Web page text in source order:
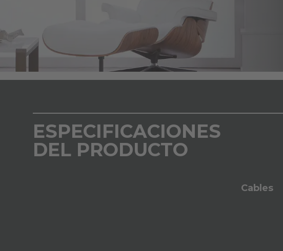
ESPECIFICACIONES
DEL PRODUCTO
Cables